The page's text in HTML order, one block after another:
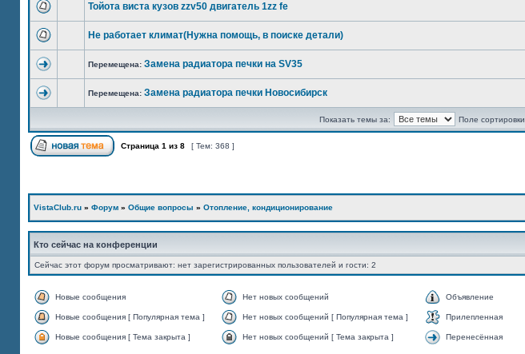
Тойота виста кузов zzv50 двигатель 1zz fe
Не работает климат(Нужна помощь, в поиске детали)
Перемещена: Замена радиатора печки на SV35
Перемещена: Замена радиатора печки Новосибирск
Показать темы за: Поле сортировки
Страница 1 из 8 [ Тем: 368 ]
VistaClub.ru » Форум » Общие вопросы » Отопление, кондиционирование
Кто сейчас на конференции
Сейчас этот форум просматривают: нет зарегистрированных пользователей и гости: 2
Новые сообщения Нет новых сообщений Объявление
Новые сообщения [ Популярная тема ] Нет новых сообщений [ Популярная тема ] Прилепленная
Новые сообщения [ Тема закрыта ] Нет новых сообщений [ Тема закрыта ] Перенесённая